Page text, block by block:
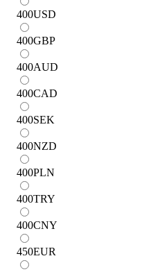
400USD
400GBP
400AUD
400CAD
400SEK
400NZD
400PLN
400TRY
400CNY
450EUR